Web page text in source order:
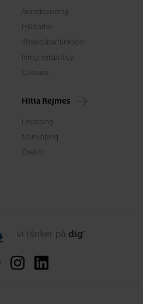
Årsredovisning
Hållbarhet
Visselblåsarfunktion
Integritetspolicy
Cookies
Hitta Rejmes
Linköping
Norrköping
Örebro